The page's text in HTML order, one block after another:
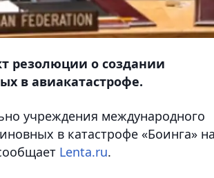
резолюции о создании
в авиакатастрофе.
учреждения международного
в катастрофе «Боинга» на
Lenta.ru.